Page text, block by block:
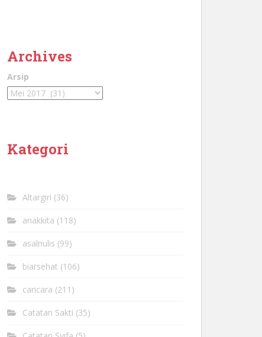
Archives
Arsip
Kategori
Altargiri (36)
anakkita (118)
asalnulis (99)
biarsehat (106)
caricara (211)
Catatan Sakti (35)